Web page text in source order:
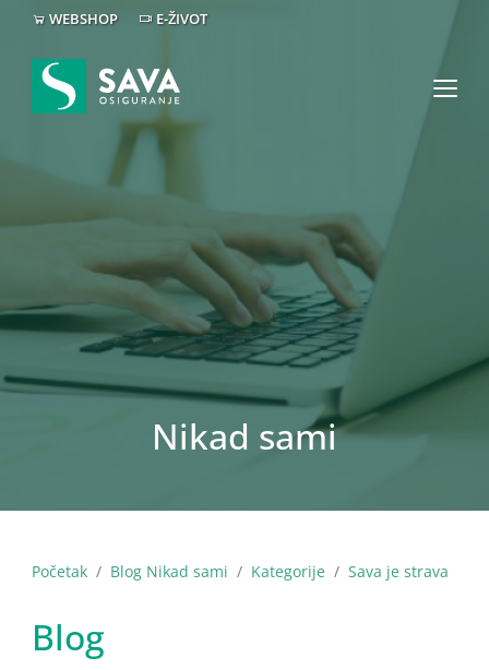
WEBSHOP E-ŽIVOT
Nikad sami
Početak Blog Nikad sami Kategorije Sava je strava
Blog